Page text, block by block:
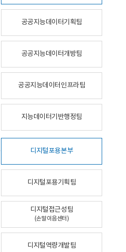
공공지능데이터기획팀
공공지능데이터개방팀
공공지능데이터인프라팀
지능데이터기반행정팀
디지털포용본부
디지털포용기획팀
디지털접근성팀
(손말이음센터)
디지털역량개발팀